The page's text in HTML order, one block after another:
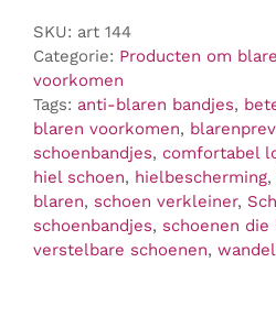
Pasvorm
en
Blarenpreventie
aantal
SKU: art 144
Categorie: Producten om
voorkomen
Tags: anti-blaren bandjes,
blaren voorkomen,
schoenbandjes, comfortabel
hiel schoen, hielbescherming,
blaren, schoen verkleiner,
schoenbandjes, schoenen
verstelbare schoenen,